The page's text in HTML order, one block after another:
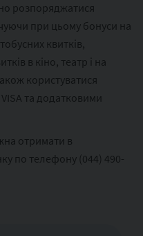
розпоряджатися
при цьому бонуси на
квитків,
в кіно, театр і на
користуватися
та додатковими
отримати в
по телефону (044) 490-